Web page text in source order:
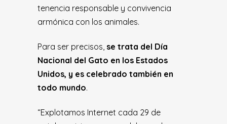
tenencia responsable y convivencia
armónica con los animales.
Para ser precisos, se trata del Día
Nacional del Gato en los Estados
Unidos, y es celebrado también en
todo mundo.
“Explotamos Internet cada 29 de